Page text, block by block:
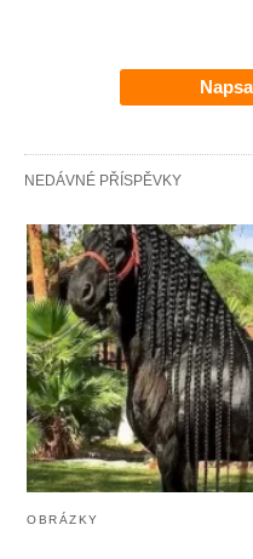
NEDÁVNÉ PŘÍSPĚVKY
OBRÁZKY